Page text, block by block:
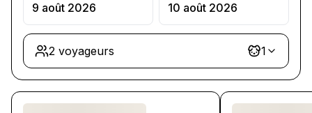
9 août 2026 10 août 2026
2 voyageurs 1
Chargement des chambres et des formules…